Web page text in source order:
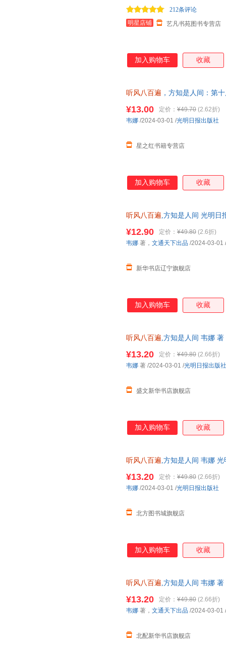
明星店铺 艺凡书苑图书专营店
212条评论
加入购物车 收藏
听风八百遍 ，方知是人间：第
¥13.00 定价： ¥49.70 (2.62折)
星之红书籍专营店
韦娜 /2024-03-01 /光明日报出版社
加入购物车 收藏
听风八百遍,方知是人间 光明日
¥12.90 定价： ¥49.80 (2.6折)
新华书店辽宁旗舰店
韦娜 著， 文通天下出品 /2024-03-01 /
加入购物车 收藏
听风八百遍,方知是人间 韦娜
¥13.20 定价： ¥49.80 (2.66折)
盛文新华书店旗舰店
韦娜 著 /2024-03-01 /光明日报出版社
加入购物车 收藏
听风八百遍,方知是人间 韦娜
¥13.20 定价： ¥49.80 (2.66折)
北方图书城旗舰店
韦娜 /2024-03-01 /光明日报出版社
加入购物车 收藏
听风八百遍,方知是人间 韦娜
¥13.20 定价： ¥49.80 (2.66折)
北配新华书店旗舰店
韦娜 著， 文通天下出品 /2024-03-01 /